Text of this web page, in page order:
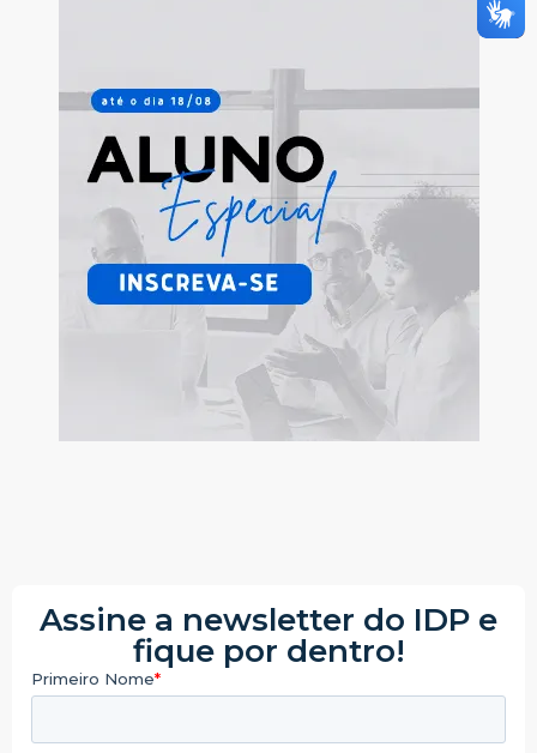
Assine a newsletter do IDP e
fique por dentro!